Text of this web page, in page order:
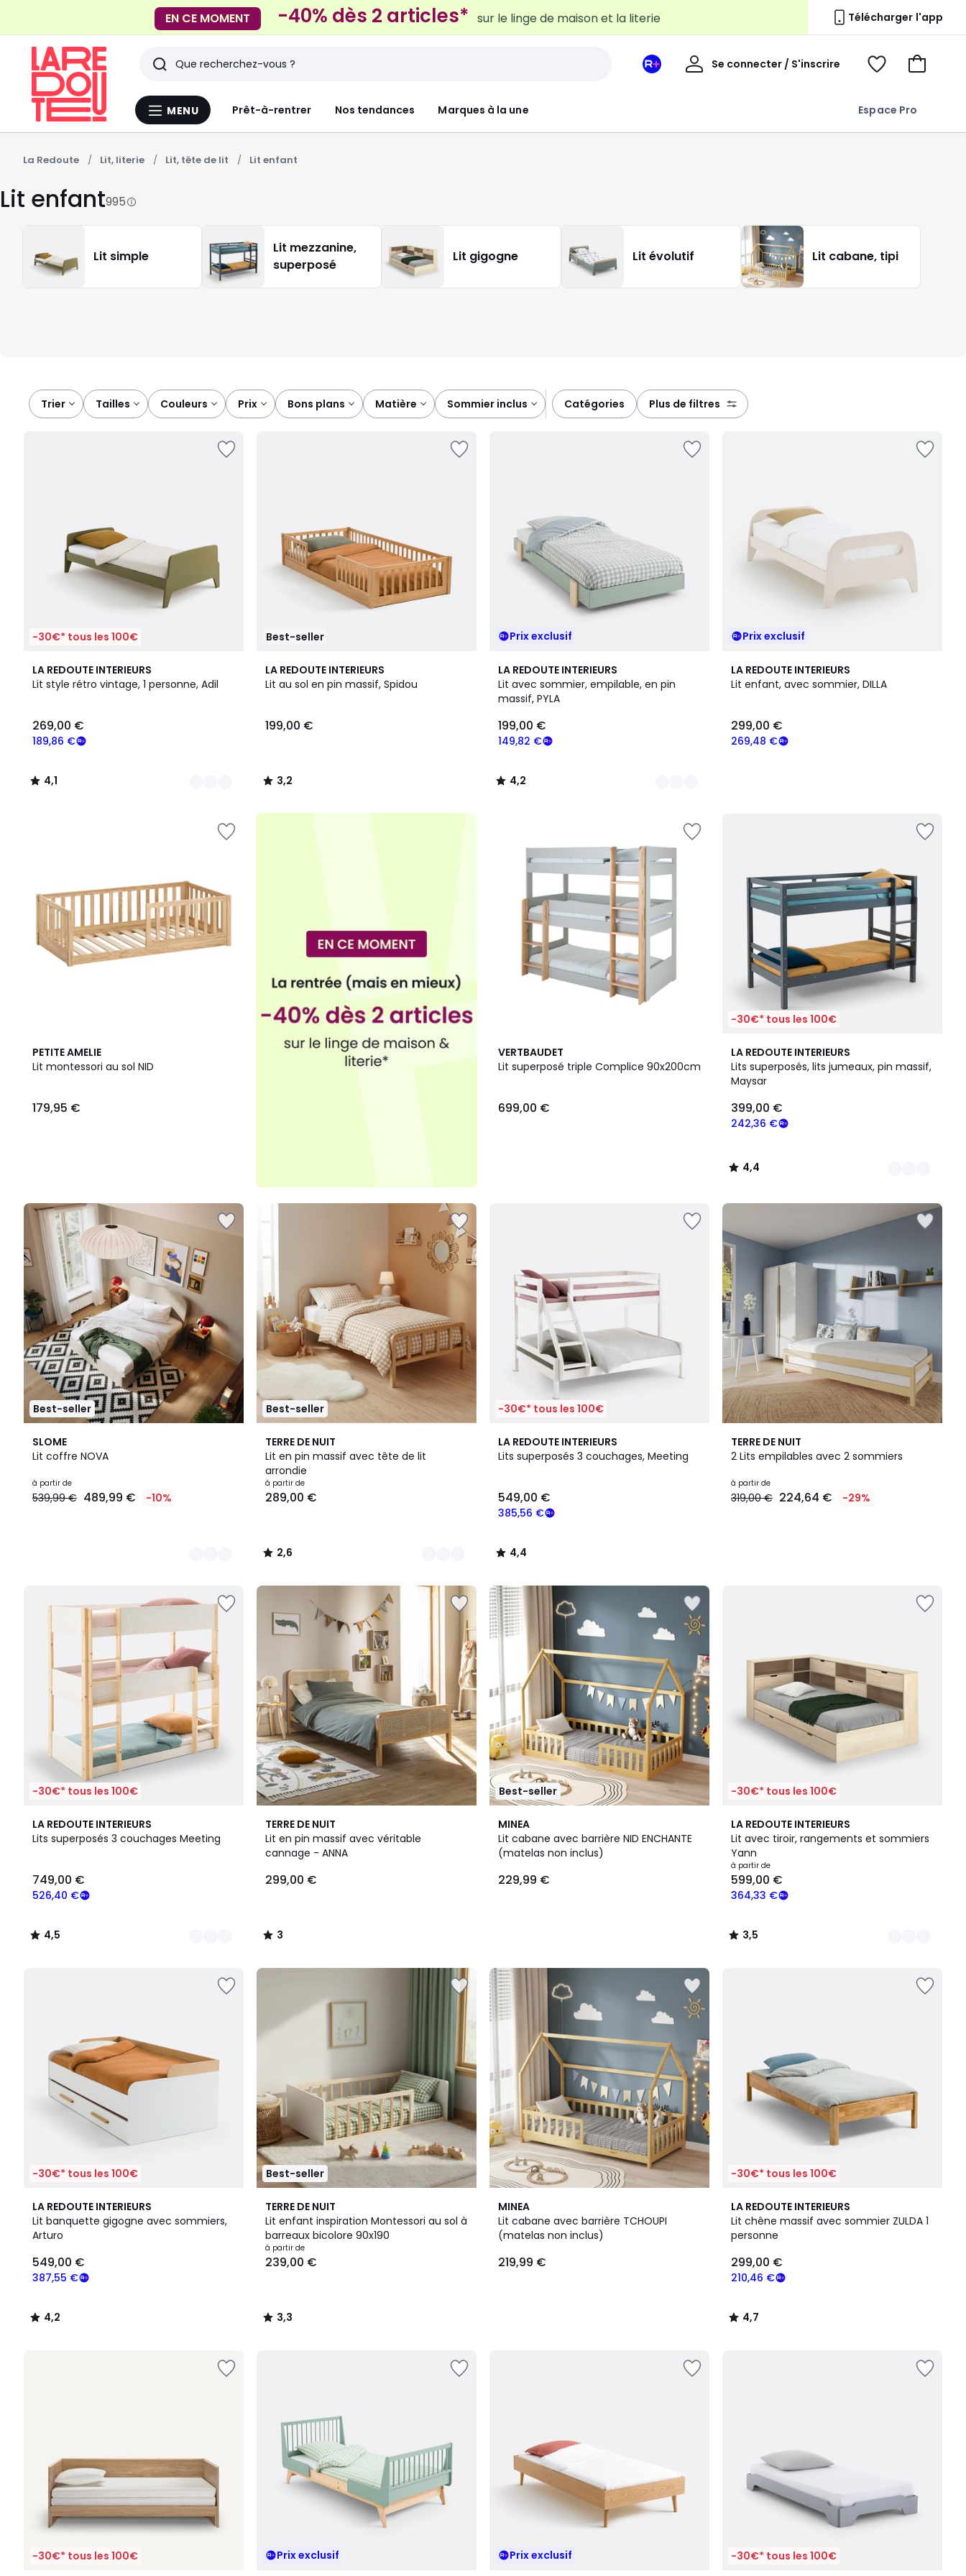
EN CE MOMENT
-40% dès 2 articles* sur le linge de maison et la literie Télécharger l'app
Menu
MENU Prêt-à-rentrer Nos tendances Marques à la une Espace Pro
Rechercher
Derniers
articles
vus
Mon
Se connecter / S'inscrire
Mon
Voir
Voir
La Redoute Lit, literie Lit, tête de lit Lit enfant
Lit enfant995
Lit simple
Lit mezzanine,
superposé
Lit gigogne Lit évolutif Lit cabane, tipi
Trier tailles couleurs prix bons plans matière sommier inclus catégories plus de filtres
-30€* tous les 100€
LA REDOUTE INTERIEURS
Lit style rétro vintage, 1 personne, Adil
€
souscrivez
programme
189,86 €
269,00 €
4,1
/ 5
4
Couleurs
4,1
/
Best-seller
LA REDOUTE INTERIEURS
Lit au sol en pin massif, Spidou
199,00 €
3,2
/ 5
3,2
/
Prix exclusif
LA REDOUTE INTERIEURS
Lit avec sommier, empilable, en pin
massif, PYLA
149,82 €
199,00 €
4,2
/ 5
3
Couleurs
4,2
/
Prix exclusif
LA REDOUTE INTERIEURS
Lit enfant, avec sommier, DILLA
269,48 €
299,00 €
PETITE AMELIE
Lit montessori au sol NID
179,95 €
VERTBAUDET
Lit superposé triple Complice 90x200cm
699,00 €
-30€* tous les 100€
LA REDOUTE INTERIEURS
Lits superposés, lits jumeaux, pin massif,
Maysar
242,36 €
399,00 €
4,4
/ 5
2
Couleurs
4,4
/
Best-seller
SLOME
Lit coffre NOVA
à partir de
539,99 € 489,99 € -10%
3
Couleurs
Best-seller
TERRE DE NUIT
Lit en pin massif avec tête de lit
arrondie
à partir de
289,00 €
2,6
/ 5
2
Couleurs
2,6
/
-30€* tous les 100€
LA REDOUTE INTERIEURS
Lits superposés 3 couchages, Meeting
385,56 €
549,00 €
4,4
/ 5
4,4
/
TERRE DE NUIT
2 Lits empilables avec 2 sommiers
à partir de
319,00 € 224,64 € -29%
-30€* tous les 100€
LA REDOUTE INTERIEURS
Lits superposés 3 couchages Meeting
526,40 €
749,00 €
4,5
/ 5
2
Couleurs
4,5
/
TERRE DE NUIT
Lit en pin massif avec véritable
cannage - ANNA
299,00 €
3
/
5
3
/
Best-seller
MINEA
Lit cabane avec barrière NID ENCHANTE
(matelas non inclus)
229,99 €
-30€* tous les 100€
LA REDOUTE INTERIEURS
Lit avec tiroir, rangements et sommiers
Yann
à partir de
364,33 €
599,00 €
3,5
/ 5
2
Couleurs
3,5
/
-30€* tous les 100€
LA REDOUTE INTERIEURS
Lit banquette gigogne avec sommiers,
Arturo
387,55 €
549,00 €
4,2
/ 5
4,2
/
Best-seller
TERRE DE NUIT
Lit enfant inspiration Montessori au sol à
barreaux bicolore 90x190
à partir de
239,00 €
3,3
/ 5
3,3
/
MINEA
Lit cabane avec barrière TCHOUPI
(matelas non inclus)
219,99 €
-30€* tous les 100€
LA REDOUTE INTERIEURS
Lit chêne massif avec sommier ZULDA 1
personne
210,46 €
299,00 €
4,7
/ 5
4,7
/
-30€* tous les 100€ Prix exclusif Prix exclusif -30€* tous les 100€